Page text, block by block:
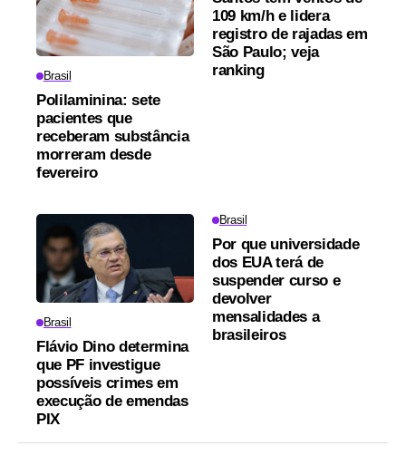
Brasil
Polilaminina: sete
pacientes que
receberam substância
morreram desde
fevereiro
109 km/h e lidera
registro de rajadas em
São Paulo; veja
ranking
Brasil
Flávio Dino determina
que PF investigue
possíveis crimes em
execução de emendas
PIX
Brasil
Por que universidade
dos EUA terá de
suspender curso e
devolver
mensalidades a
brasileiros